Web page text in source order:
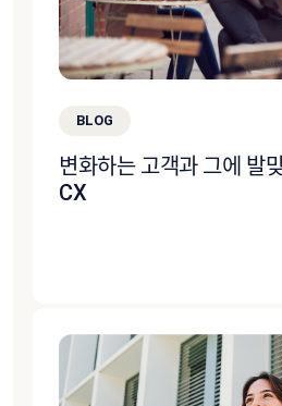
BLOG
변화하는 고객과 그에 발
CX